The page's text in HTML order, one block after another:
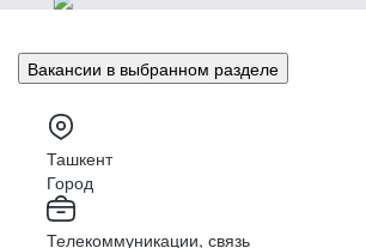
Вакансии в выбранном разделе
Ташкент
Город
Телекоммуникации, связь